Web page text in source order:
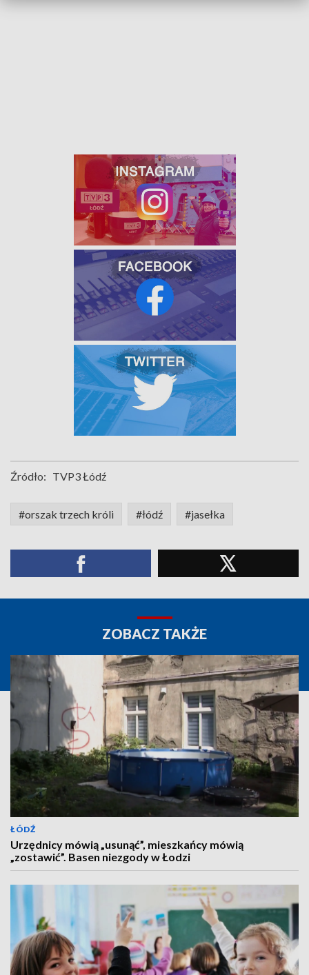
Źródło: TVP3 Łódź
#orszak trzech króli #łódź #jasełka
ZOBACZ TAKŻE
ŁÓDŹ
Urzędnicy mówią „usunąć”, mieszkańcy mówią
„zostawić”. Basen niezgody w Łodzi